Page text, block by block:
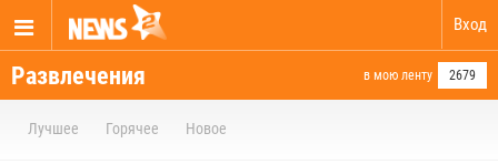
Вход
Развлечения в мою ленту 2679
Лучшее Горячее Новое